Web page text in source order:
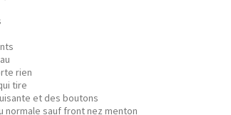
rien
tire
et des boutons
normale sauf front nez menton